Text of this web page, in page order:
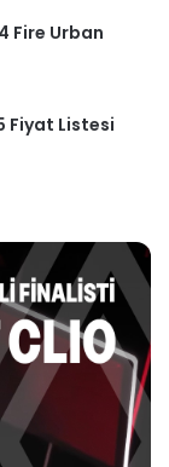
Fire Urban
Fiyat Listesi